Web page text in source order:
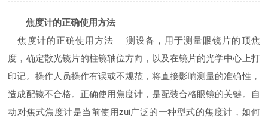
焦度计的正确使用方法
焦度计的正确使用方法 测设备，用于测量眼镜片的顶焦
度，确定散光镜片的柱镜轴位方向，以及在镜片的光学中心上打
印记。操作人员操作有误或不规范，将直接影响测量的准确性，
造成配镜不合格。正确使用焦度计，是配装合格眼镜的关键。自
动对焦式焦度计是当前使用zui广泛的一种型式的焦度计，如何